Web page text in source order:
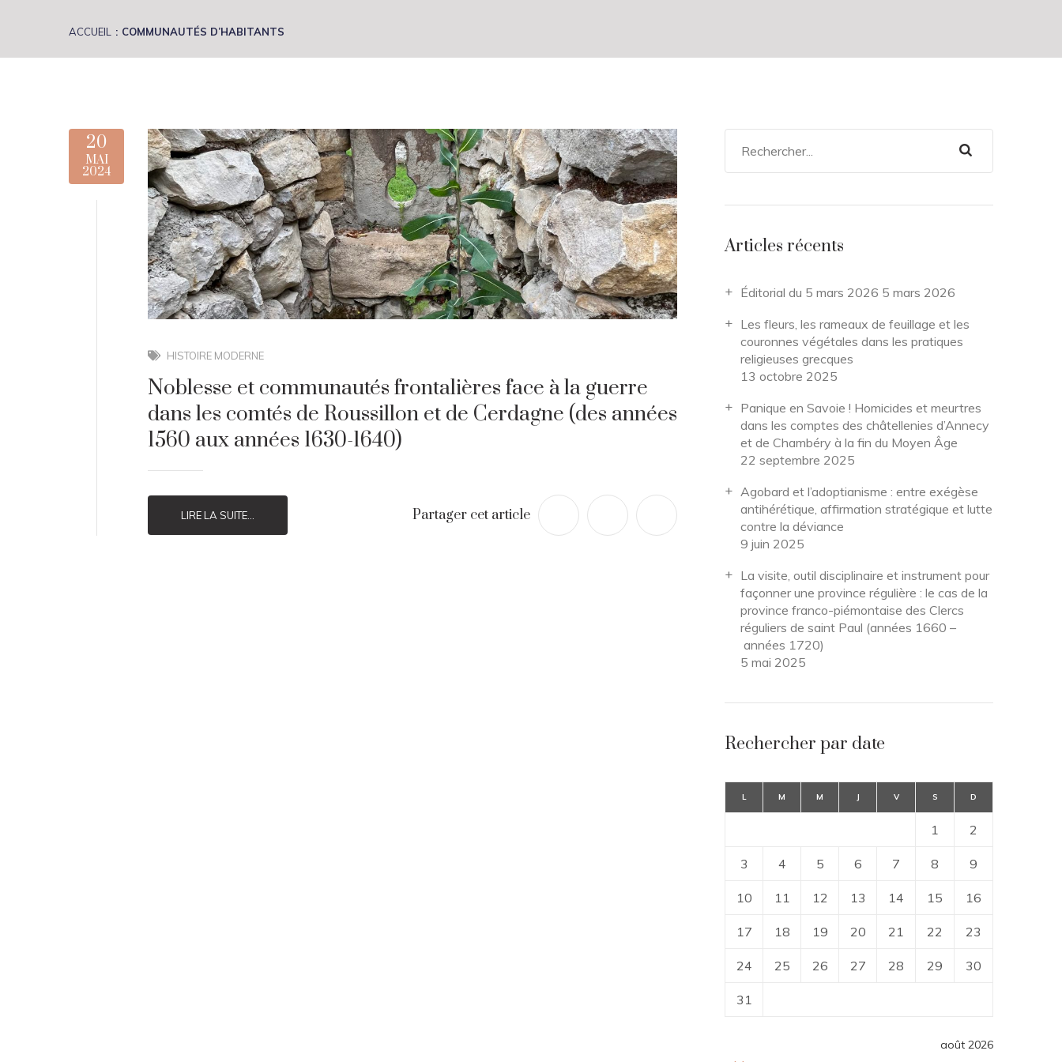
ACCUEIL COMMUNAUTÉS D’HABITANTS
20
MAI
2024
HISTOIRE MODERNE
Noblesse et communautés frontalières face à la guerre
dans les comtés de Roussillon et de Cerdagne (des années
1560 aux années 1630-1640)
LIRE LA SUITE... Partager cet article
Articles récents
Éditorial du 5 mars 2026 5 mars 2026
Les fleurs, les rameaux de feuillage et les
couronnes végétales dans les pratiques
religieuses grecques
13 octobre 2025
Panique en Savoie ! Homicides et meurtres
dans les comptes des châtellenies d’Annecy
et de Chambéry à la fin du Moyen Âge
22 septembre 2025
Agobard et l’adoptianisme : entre exégèse
antihérétique, affirmation stratégique et lutte
contre la déviance
9 juin 2025
La visite, outil disciplinaire et instrument pour
façonner une province régulière : le cas de la
province franco-piémontaise des Clercs
réguliers de saint Paul (années 1660 –
années 1720)
5 mai 2025
Rechercher par date
août 2026
L M M J V S D
1 2
3 4 5 6 7 8 9
10 11 12 13 14 15 16
17 18 19 20 21 22 23
24 25 26 27 28 29 30
31